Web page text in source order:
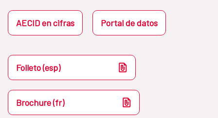
AECID en cifras Portal de datos
Folleto (esp)
Brochure (fr)